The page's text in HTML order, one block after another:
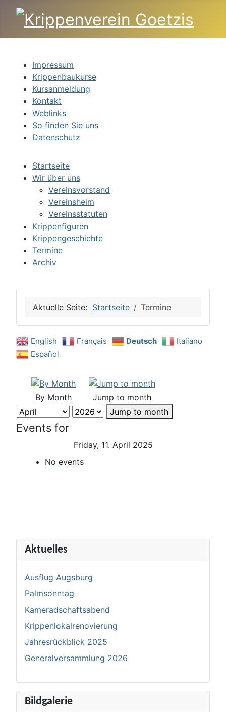
Impressum
Krippenbaukurse
Kursanmeldung
Kontakt
Weblinks
So finden Sie uns
Datenschutz
Startseite
Wir über uns
Vereinsvorstand
Vereinsheim
Vereinsstatuten
Krippenfiguren
Krippengeschichte
Termine
Archiv
Aktuelles
Ausflug Augsburg
Palmsonntag
Kameradschaftsabend
Krippenlokalrenovierung
Jahresrückblick 2025
Generalversammlung 2026
Bildgalerie
Aktuelle Seite: Startseite Termine
English Français Deutsch
Italiano
Español
By Month
Jump to month
Jump to month
Events for
Friday, 11. April 2025
No events